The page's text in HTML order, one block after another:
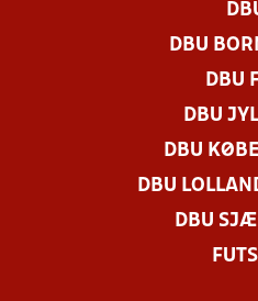
DBU
DBU
DBU
DBU
DBU
DBU